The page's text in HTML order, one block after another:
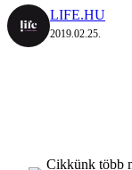
LIFE.HU
2019.02.25.
Cikkünk több